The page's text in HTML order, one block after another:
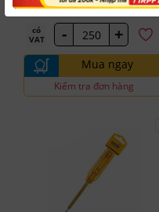
184 đ/ Cái
có
VAT
- +
Mua ngay
Kiểm tra đơn hàng